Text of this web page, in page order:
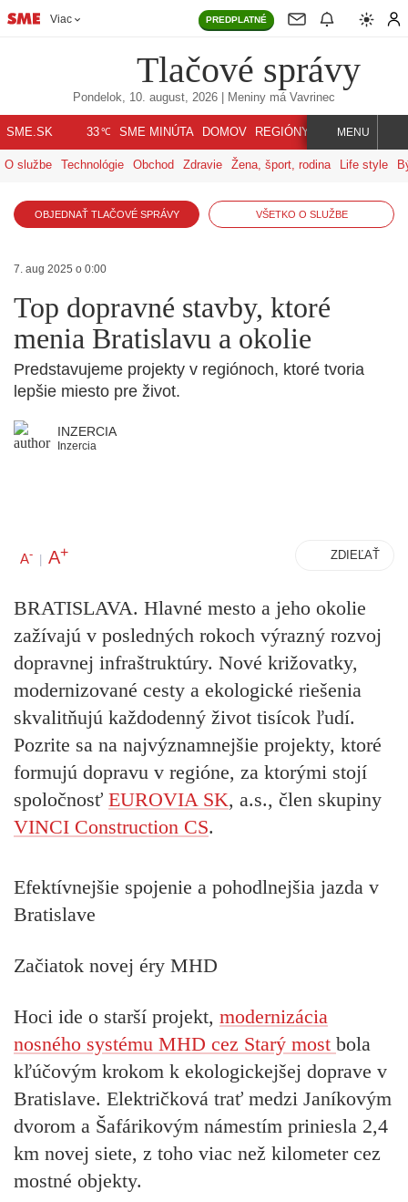
Viac PREDPLATNÉ
Tlačové správy
Pondelok, 10. august, 2026 | Meniny má Vavrinec
SME.SK 33℃ SME MINÚTA DOMOV REGIÓNY INDEX SVET
MENU
O službe Technológie Obchod Zdravie Žena, šport, rodina Life style
OBJEDNAŤ TLAČOVÉ SPRÁVY VŠETKO O SLUŽBE
7. aug 2025 o 0:00
Top dopravné stavby, ktoré
menia Bratislavu a okolie
Predstavujeme projekty v regiónoch, ktoré tvoria
lepšie miesto pre život.
INZERCIA
Inzercia
A- | A+ ZDIEĽAŤ
BRATISLAVA. Hlavné mesto a jeho okolie
zažívajú v posledných rokoch výrazný rozvoj
dopravnej infraštruktúry. Nové križovatky,
modernizované cesty a ekologické riešenia
skvalitňujú každodenný život tisícok ľudí.
Pozrite sa na najvýznamnejšie projekty, ktoré
formujú dopravu v regióne, za ktorými stojí
spoločnosť EUROVIA SK, a.s., člen skupiny
VINCI Construction CS.
Efektívnejšie spojenie a pohodlnejšia jazda v
Bratislave
Začiatok novej éry MHD
Hoci ide o starší projekt, modernizácia
nosného systému MHD cez Starý most bola
kľúčovým krokom k ekologickejšej doprave v
Bratislave. Električková trať medzi Janíkovým
dvorom a Šafárikovým námestím priniesla 2,4
km novej siete, z toho viac než kilometer cez
mostné objekty.